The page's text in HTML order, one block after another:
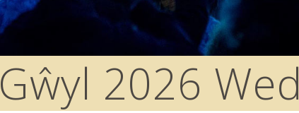
Gŵyl 2026